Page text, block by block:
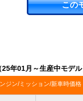
この
年01月～生産中モデ
ジン/ミッション/新車時価格